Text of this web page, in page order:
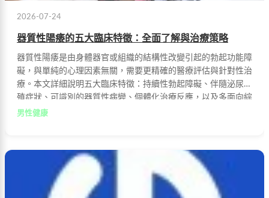
2026-07-24
器質性陽痿的五大臨床特徵：全面了解與治療策略
器質性陽痿是由身體器官或組織的結構性改變引起的勃起功能障
礙，與單純的心理因素無關，需要更精確的醫療評估與針對性治
療。本文詳細說明五大臨床特徵：持續性勃起障礙、伴隨泌尿生
殖症狀、可識別的器質性病變、個體化治療反應，以及多面向綜
合治療策略，幫助您深入了解並積極尋求專業協助。
男性健康